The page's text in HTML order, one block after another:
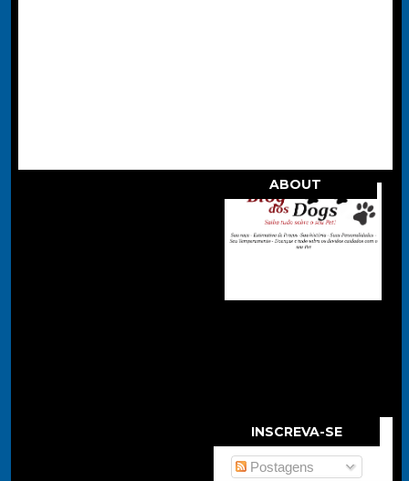
ABOUT
INSCREVA-SE
Postagens